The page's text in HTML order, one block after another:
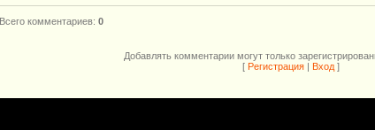
Всего комментариев: 0
Добавлять комментарии могут только
[ Регистрация Вход ]